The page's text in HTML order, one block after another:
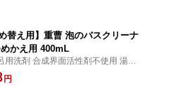
め替え用】重曹 泡のバスクリーナ
かえ用 400mL
用洗剤 合成界面活性剤不使用 湯あか
れ 泡切れすっきり
円